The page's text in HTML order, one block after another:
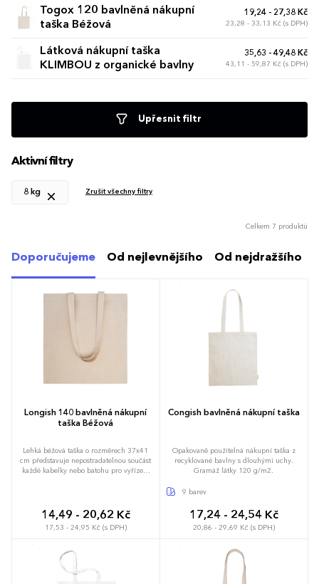
Togox 120 bavlněná nákupní
taška Béžová
19,24 - 27,38 Kč
23,28 - 33,13 Kč (s DPH)
Látková nákupní taška
KLIMBOU z organické bavlny
35,63 - 49,48 Kč
43,11 - 59,87 Kč (s DPH)
Upřesnit filtr
Aktivní filtry
8 kg Zrušit všechny filtry
Celkem 7 produktů
Doporučujeme Od nejlevnějšího Od nejdražšího
Longish 140 bavlněná nákupní
taška Béžová
Lehká béžová taška o rozměrech 37x41
cm představuje nepostradatelnou součást
každé kabelky nebo batohu pro vyřízení
celkové hmotnosti 8 kilogramů. Využívá
nebarvené vlákno pro dosažení
autentického přírodního vzhledu a
ucha zajišťují komfortní manipulaci a
ponechávají volné ruce při každém
pohybu městem. Možnost brandingu:
Produkt lze opatřit potiskem dle vašich
14,49 - 20,62 Kč
17,53 - 24,95 Kč (s DPH)
Congish bavlněná nákupní taška
Opakovaně použitelná nákupní taška z
recyklované bavlny s dlouhými uchy.
Gramáž látky 120 g/m2.
9 barev
17,24 - 24,54 Kč
20,86 - 29,69 Kč (s DPH)